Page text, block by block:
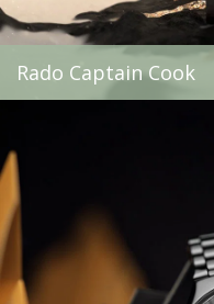
Rado Captain Cook